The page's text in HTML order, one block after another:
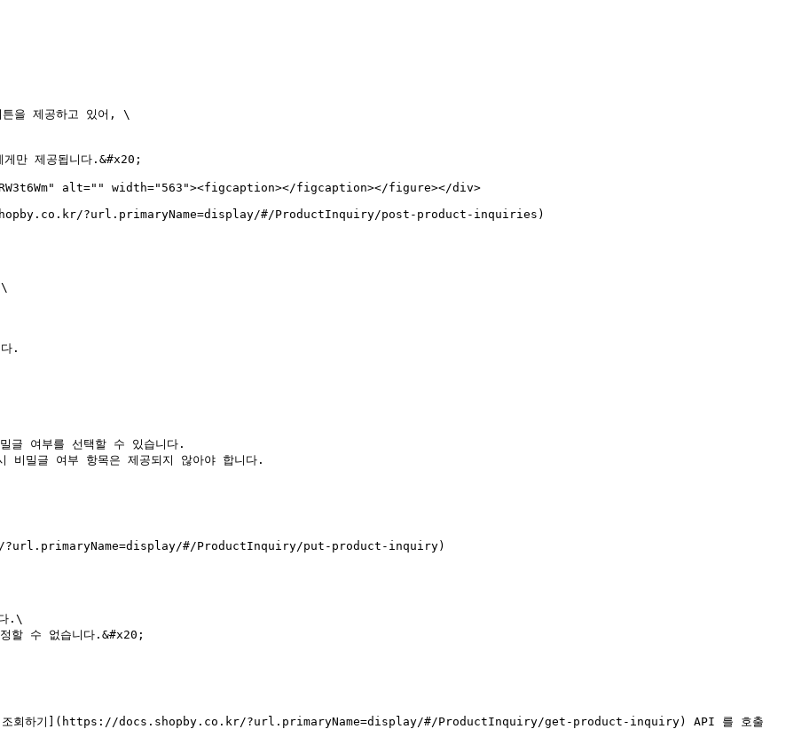
을 제공하고 있어, \
만 제공됩니다.&#x20;
alt="" width="563"><figcaption></figcaption></figure></div>
?url.primaryName=display/#/ProductInquiry/post-product-inquiries)
\
#/ProductInquiry/put-product-inquiry)
.\
할 수 없습니다.&#x20;
회하기](https://docs.shopby.co.kr/?url.primaryName=display/#/ProductInquiry/get-product-inquiry) API 를 호출